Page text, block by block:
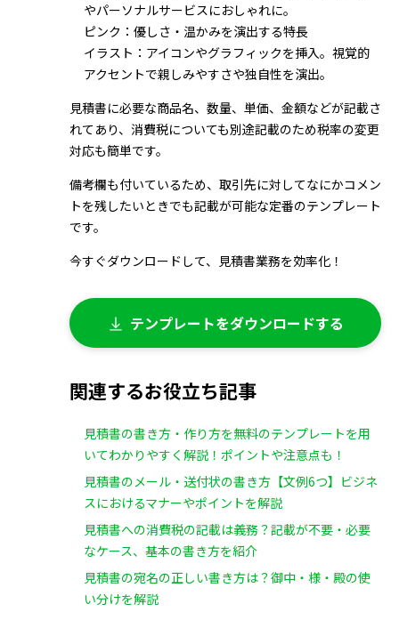
やパーソナルサービスにおしゃれに。
ピンク：優しさ・温かみを演出する特長
イラスト：アイコンやグラフィックを挿入。視覚的
アクセントで親しみやすさや独自性を演出。
見積書に必要な商品名、数量、単価、金額などが記載さ
れてあり、消費税についても別途記載のため税率の変更
対応も簡単です。
備考欄も付いているため、取引先に対してなにかコメン
トを残したいときでも記載が可能な定番のテンプレート
です。
今すぐダウンロードして、見積書業務を効率化！
テンプレートをダウンロードする
関連するお役立ち記事
見積書の書き方・作り方を無料のテンプレートを用
いてわかりやすく解説！ポイントや注意点も！
見積書のメール・送付状の書き方【文例6つ】ビジネ
スにおけるマナーやポイントを解説
見積書への消費税の記載は義務？記載が不要・必要
なケース、基本の書き方を紹介
見積書の宛名の正しい書き方は？御中・様・殿の使
い分けを解説